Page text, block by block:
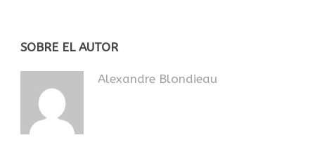
SOBRE EL AUTOR
Alexandre Blondieau